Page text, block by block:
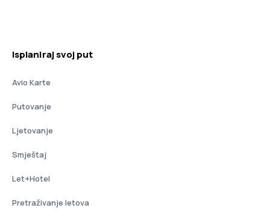
Isplaniraj svoj put
Avio Karte
Putovanje
Ljetovanje
Smještaj
Let+Hotel
Pretraživanje letova